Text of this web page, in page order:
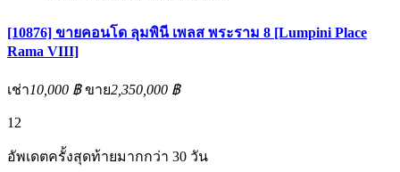
[10876] ขายคอนโด ลุมพินี เพลส พระราม 8 [Lumpini Place
Rama VIII]
เช่า10,000 ฿ ขาย2,350,000 ฿
12
อัพเดตครั้งสุดท้ายมากกว่า 30 วัน